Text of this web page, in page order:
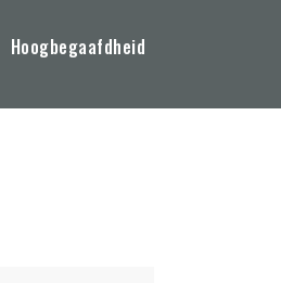
Hoogbegaafdheid